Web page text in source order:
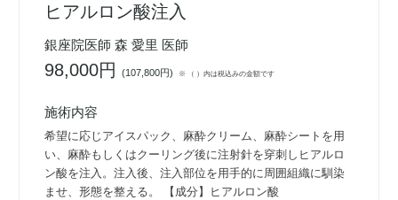
ヒアルロン酸注入
銀座院医師 森 愛里 医師
98,000円(107,800円) ※ （ ）内は税込みの金額です
施術内容
希望に応じアイスパック、麻酔クリーム、麻酔シートを用
い、麻酔もしくはクーリング後に注射針を穿刺しヒアルロ
ン酸を注入。注入後、注入部位を用手的に周囲組織に馴染
ませ、形態を整える。 【成分】ヒアルロン酸